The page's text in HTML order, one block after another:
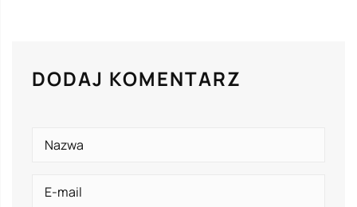
DODAJ KOMENTARZ